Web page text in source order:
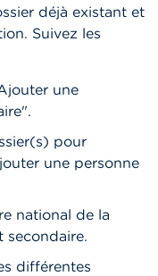
déjà existant et
Suivez les
une
pour
une personne
national de la
secondaire.
différentes